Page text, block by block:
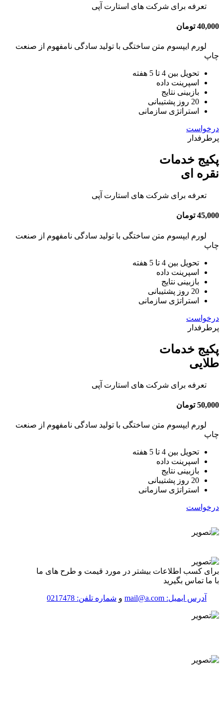
تعرفه برای شرکت های استارت آپی
40,000 تومان
لورم ایپسوم متن ساختگی با تولید سادگی نامفهوم از صنعت
چاپ
تحویل بین 4 تا 5 هفته
اسپرینت داده
بازبینی نتایج
20 روز پشتیبانی
استراتژی سازمانی
درخواست
پرطرفدار
پکیج خدمات
نقره ای
تعرفه برای شرکت های استارت آپی
45,000 تومان
لورم ایپسوم متن ساختگی با تولید سادگی نامفهوم از صنعت
چاپ
تحویل بین 4 تا 5 هفته
اسپرینت داده
بازبینی نتایج
20 روز پشتیبانی
استراتژی سازمانی
درخواست
پرطرفدار
پکیج خدمات
طلایی
تعرفه برای شرکت های استارت آپی
50,000 تومان
لورم ایپسوم متن ساختگی با تولید سادگی نامفهوم از صنعت
چاپ
تحویل بین 4 تا 5 هفته
اسپرینت داده
بازبینی نتایج
20 روز پشتیبانی
استراتژی سازمانی
درخواست
برای کسب اطلاعات بیشتر در مورد قیمت و طرح های ما
با ما تماس بگیرید
آدرس ایمیل: mail@a.com و شماره تلفن: 0217478